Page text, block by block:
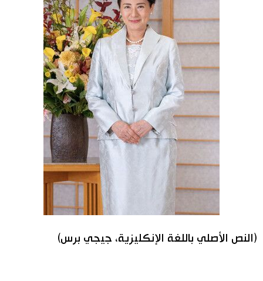
(النص الأصلي باللغة الإنكليزية، جيجي برس)